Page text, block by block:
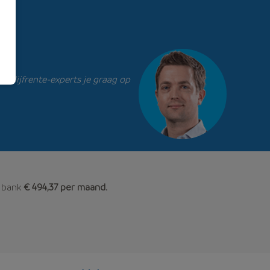
lijfrente-experts je graag op
€ 494,37 per maand.